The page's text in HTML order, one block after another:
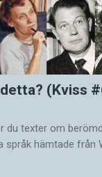
(Kviss
du texter om
hämtade från